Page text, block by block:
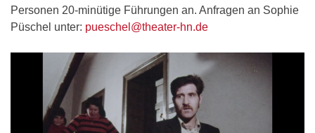
Personen 20-minütige Führungen an. Anfragen an Sophie
Püschel unter: pueschel@theater-hn.de